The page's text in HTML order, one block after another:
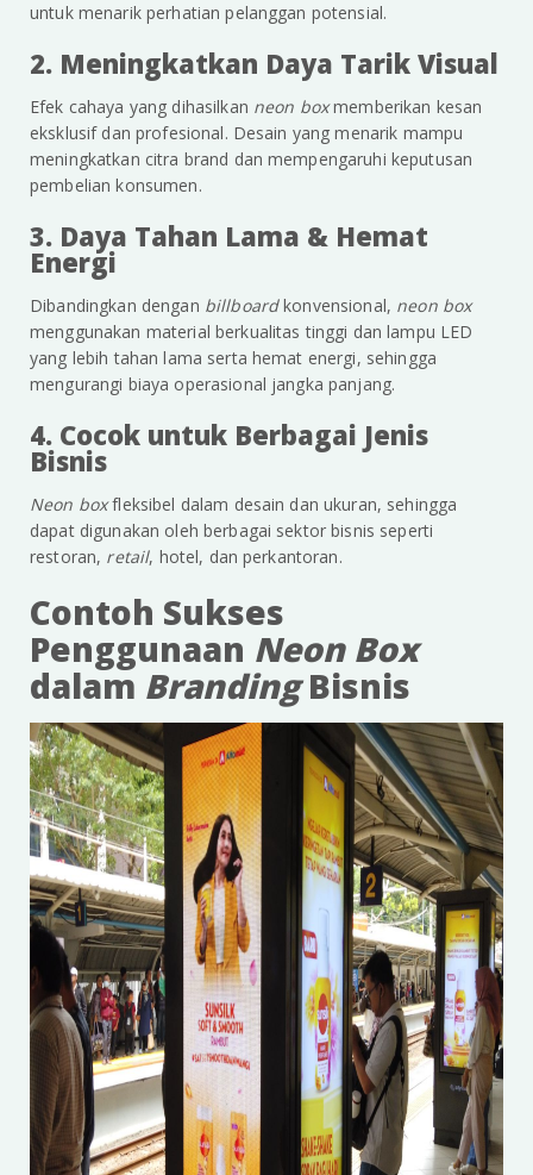
untuk menarik perhatian pelanggan potensial.
2. Meningkatkan Daya Tarik Visual
Efek cahaya yang dihasilkan neon boxmemberikan kesan
eksklusif dan profesional. Desain yang menarik mampu
meningkatkan citra brand dan mempengaruhi keputusan
pembelian konsumen.
3. Daya Tahan Lama & Hemat
Energi
Dibandingkan dengan billboardkonvensional, neon box
menggunakan material berkualitas tinggi dan lampu LED
yang lebih tahan lama serta hemat energi, sehingga
mengurangi biaya operasional jangka panjang.
4. Cocok untuk Berbagai Jenis
Bisnis
Neon boxfleksibel dalam desain dan ukuran, sehingga
dapat digunakan oleh berbagai sektor bisnis seperti
restoran, retail, hotel, dan perkantoran.
Contoh Sukses
Penggunaan Neon Box
dalam BrandingBisnis